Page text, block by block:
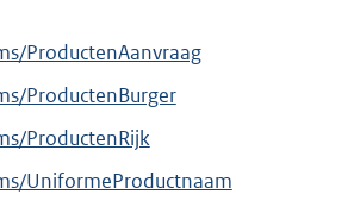
ProductenAanvraag
ProductenBurger
ProductenRijk
UniformeProductnaam